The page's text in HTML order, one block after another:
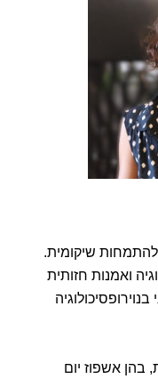
שיקומית.
ואמנות חזותית
בהן אשפוז יום